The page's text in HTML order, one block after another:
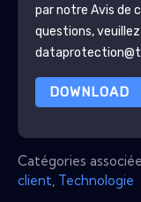
par notre Avis de
questions,
DOWNLOAD
Catégories
client Technologie